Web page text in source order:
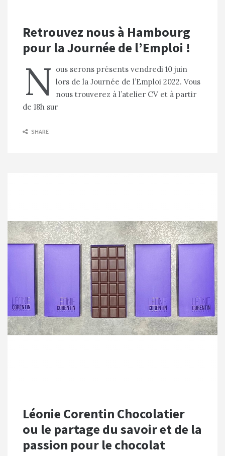
Retrouvez nous à Hambourg
pour la Journée de l’Emploi !
N ous serons présents vendredi 10 juin
lors de la Journée de l’Emploi 2022. Vous
nous trouverez à l’atelier CV et à partir
de 18h sur
SHARE
Léonie Corentin Chocolatier
ou le partage du savoir et de la
passion pour le chocolat